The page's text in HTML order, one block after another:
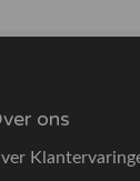
ons